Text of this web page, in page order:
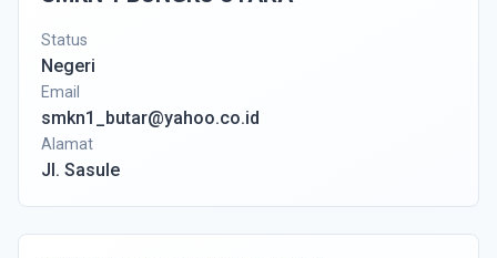
Status
Negeri
Email
smkn1_butar@yahoo.co.id
Alamat
Jl. Sasule